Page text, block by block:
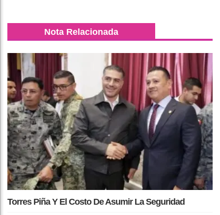
Nota Relacionada
Torres Piña Y El Costo De Asumir La Seguridad